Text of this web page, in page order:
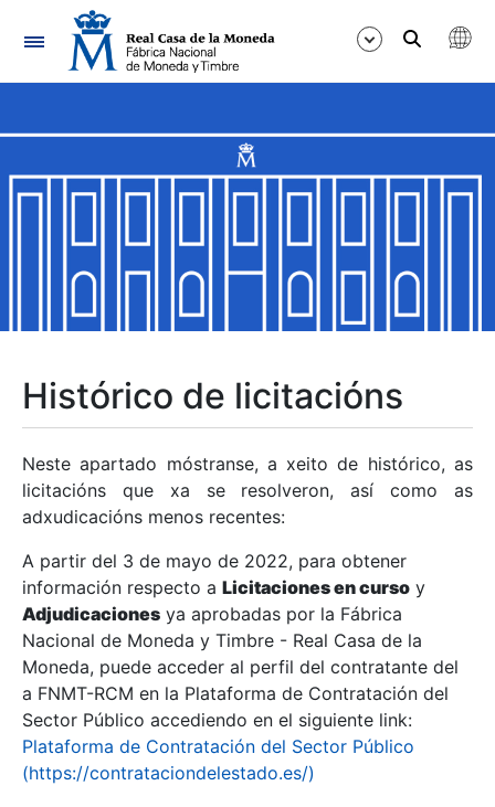
Navegación
Mostrar/Ocultar
Mostrar/Ocultar
Mostrar/Ocultar
Mostrar/Ocultar
Mostrar/Ocultar
Mostrar/Ocultar
Histórico de licitacións
Neste apartado móstranse, a xeito de histórico, as
licitacións que xa se resolveron, así como as
adxudicacións menos recentes:
A partir del 3 de mayo de 2022, para obtener
información respecto a Licitaciones en curso y
Adjudicaciones ya aprobadas por la Fábrica
Nacional de Moneda y Timbre - Real Casa de la
Moneda, puede acceder al perfil del contratante del
a FNMT-RCM en la Plataforma de Contratación del
Sector Público accediendo en el siguiente link:
Plataforma de Contratación del Sector Público
(https://contrataciondelestado.es/)